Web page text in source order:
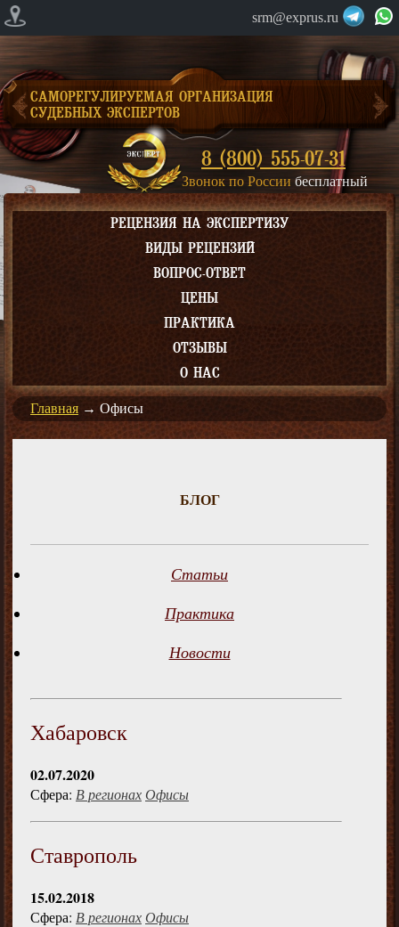
srm@exprus.ru
САМОРЕГУЛИРУЕМАЯ ОРГАНИЗАЦИЯ
СУДЕБНЫХ ЭКСПЕРТОВ
8 (800) 555-07-31
Звонок по России бесплатный
РЕЦЕНЗИЯ НА ЭКСПЕРТИЗУ
ВИДЫ РЕЦЕНЗИЙ
ВОПРОС-ОТВЕТ
ЦЕНЫ
ПРАКТИКА
ОТЗЫВЫ
О НАС
Главная → Офисы
БЛОГ
Статьи
Практика
Новости
Хабаровск
02.07.2020
Сфера: В регионахОфисы
Ставрополь
15.02.2018
Сфера: В регионахОфисы